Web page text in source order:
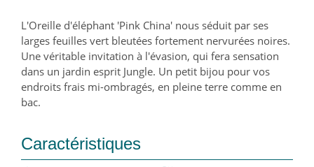
L'Oreille d'éléphant 'Pink China' nous séduit par ses
larges feuilles vert bleutées fortement nervurées noires.
Une véritable invitation à l'évasion, qui fera sensation
dans un jardin esprit Jungle. Un petit bijou pour vos
endroits frais mi-ombragés, en pleine terre comme en
bac.
Caractéristiques